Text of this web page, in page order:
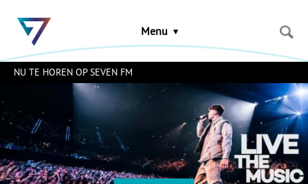
links
Spring
naar
Naar
het
menu
Menu
NU TE HOREN OP SEVEN FM